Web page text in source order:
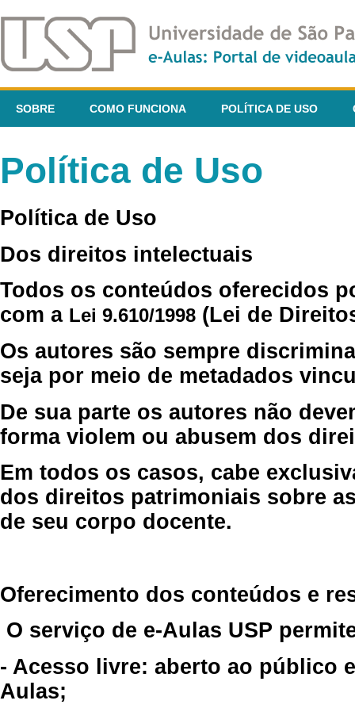
SOBRE COMO FUNCIONA POLÍTICA DE USO
Política de Uso
Política de Uso
Dos direitos intelectuais
Todos os conteúdos oferecidos
com a Lei 9.610/1998 (Lei de
Os autores são sempre
seja por meio de metadados
De sua parte os autores não
forma violem ou abusem dos
Em todos os casos, cabe
dos direitos patrimoniais sobre
de seu corpo docente.
Oferecimento dos conteúdos e
O serviço de e-Aulas USP
- Acesso livre: aberto ao público
Aulas;